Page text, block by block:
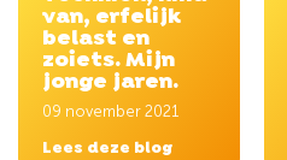
van, erfelijk
belast en
zoiets. Mijn
jonge jaren.
09 november 2021
Lees deze blog